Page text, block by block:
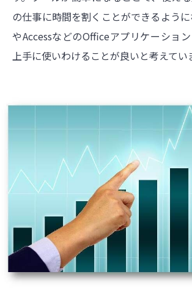
の仕事に時間を割くことができるよう
やAccessなどのOfficeアプリケーショ
上手に使いわけることが良いと考えてい